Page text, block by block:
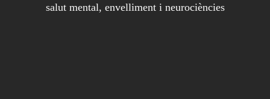
salut mental, envelliment i neurociències